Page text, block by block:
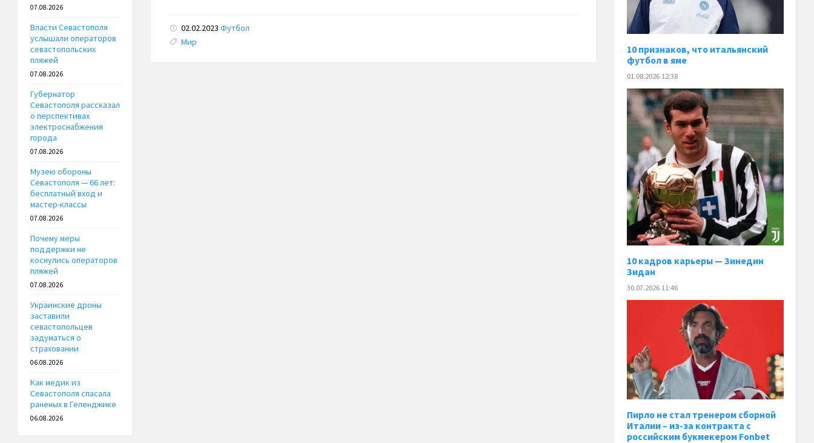
02.02.2023 Футбол
Tags:
Мир
07.08.2026
Власти Севастополя
услышали операторов
севастопольских
пляжей
07.08.2026
Губернатор
Севастополя рассказал
о перспективах
электроснабжения
города
07.08.2026
Музею обороны
Севастополя — 66 лет:
бесплатный вход и
мастер-классы
07.08.2026
Почему меры
поддержки не
коснулись операторов
пляжей
07.08.2026
Украинские дроны
заставили
севастопольцев
задуматься о
страховании
06.08.2026
Как медик из
Севастополя спасала
раненых в Геленджике
06.08.2026
10 признаков, что итальянский
футбол в яме
01.08.2026 12:38
10 кадров карьеры — Зинедин
Зидан
30.07.2026 11:46
Пирло не стал тренером сборной
Италии – из-за контракта с
российским букмекером Fonbet